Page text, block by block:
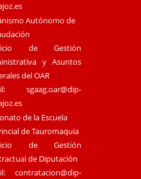
Autónomo de
de Gestión
y Asuntos
del OAR
sgaag.oar@dip-
de la Escuela
de Tauromaquia
de Gestión
de Diputación
contratacion@dip-